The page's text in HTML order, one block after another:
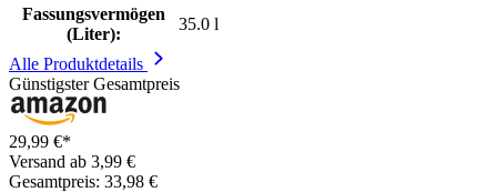
Fassungsvermögen
(Liter):
35.0 l
Alle Produktdetails
Günstigster Gesamtpreis
29,99 €*
Versand ab 3,99 €
Gesamtpreis: 33,98 €